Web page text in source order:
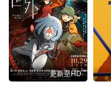
更新至HD